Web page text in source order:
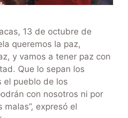
13 de octubre de
queremos la paz,
y vamos a tener paz con
Que lo sepan los
el pueblo de los
con nosotros ni por
expresó el